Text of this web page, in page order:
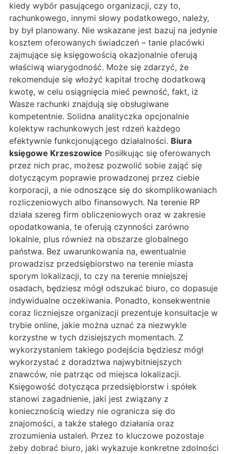
kiedy wybór pasującego organizacji, czy to,
rachunkowego, innymi słowy podatkowego, należy,
by był planowany. Nie wskazane jest bazuj na jedynie
kosztem oferowanych świadczeń – tanie placówki
zajmujące się księgowością okazjonalnie oferują
właściwą wiarygodność. Może się zdarzyć, że
rekomenduje się włożyć kapitał trochę dodatkową
kwotę, w celu osiągnięcia mieć pewność, fakt, iż
Wasze rachunki znajdują się obsługiwane
kompetentnie. Solidna analityczka opcjonalnie
kolektyw rachunkowych jest rdzeń każdego
efektywnie funkcjonującego działalności. Biura
księgowe Krzeszowice Posiłkując się oferowanych
przez nich prac, możesz pozwolić sobie zająć się
dotyczącym poprawie prowadzonej przez ciebie
korporacji, a nie odnoszące się do skomplikowaniach
rozliczeniowych albo finansowych. Na terenie RP
działa szereg firm obliczeniowych oraz w zakresie
opodatkowania, te oferują czynności zarówno
lokalnie, plus również na obszarze globalnego
państwa. Bez uwarunkowania na, ewentualnie
prowadzisz przedsiębiorstwo na terenie miasta
sporym lokalizacji, to czy na terenie mniejszej
osadach, będziesz mógł odszukać biuro, co dopasuje
indywidualne oczekiwania. Ponadto, konsekwentnie
coraz liczniejsze organizacji prezentuje konsultacje w
trybie online, jakie można uznać za niezwykle
korzystne w tych dzisiejszych momentach. Z
wykorzystaniem takiego podejścia będziesz mógł
wykorzystać z doradztwa najwybitniejszych
znawców, nie patrząc od miejsca lokalizacji.
Księgowość dotycząca przedsiębiorstw i spółek
stanowi zagadnienie, jaki jest związany z
koniecznością wiedzy nie ogranicza się do
znajomości, a także stałego działania oraz
zrozumienia ustaleń. Przez to kluczowe pozostaje
żeby dobrać biuro, jaki wykazuje konkretne zdolności